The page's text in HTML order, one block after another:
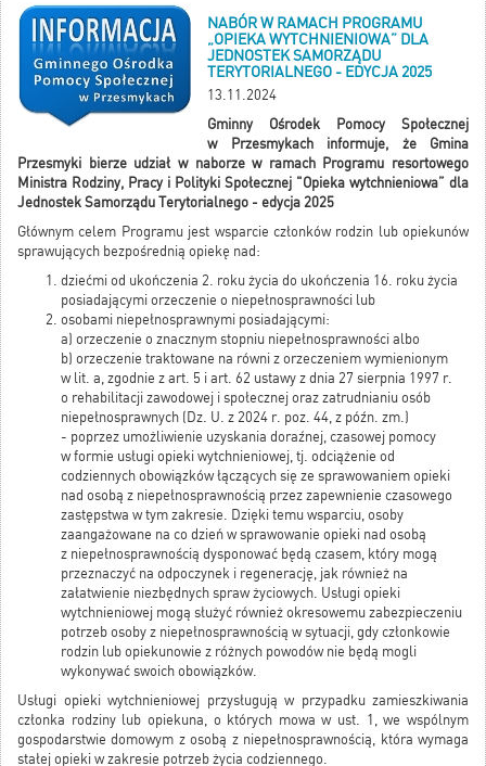
NABÓR W RAMACH PROGRAMU
„OPIEKA WYTCHNIENIOWA” DLA
JEDNOSTEK SAMORZĄDU
TERYTORIALNEGO - EDYCJA 2025
13.11.2024
Gminny Ośrodek Pomocy Społecznej
w Przesmykach informuje, że Gmina
Przesmyki bierze udział w naborze w ramach Programu resortowego
Ministra Rodziny, Pracy i Polityki Społecznej "Opieka wytchnieniowa” dla
Jednostek Samorządu Terytorialnego - edycja 2025
Głównym celem Programu jest wsparcie członków rodzin lub opiekunów
sprawujących bezpośrednią opiekę nad:
dziećmi od ukończenia 2. roku życia do ukończenia 16. roku życia
posiadającymi orzeczenie o niepełnosprawności lub
osobami niepełnosprawnymi posiadającymi:
a) orzeczenie o znacznym stopniu niepełnosprawności albo
b) orzeczenie traktowane na równi z orzeczeniem wymienionym
w lit. a, zgodnie z art. 5 i art. 62 ustawy z dnia 27 sierpnia 1997 r.
o rehabilitacji zawodowej i społecznej oraz zatrudnianiu osób
niepełnosprawnych (Dz. U. z 2024 r. poz. 44, z późn. zm.)
- poprzez umożliwienie uzyskania doraźnej, czasowej pomocy
w formie usługi opieki wytchnieniowej, tj. odciążenie od
codziennych obowiązków łączących się ze sprawowaniem opieki
nad osobą z niepełnosprawnością przez zapewnienie czasowego
zastępstwa w tym zakresie. Dzięki temu wsparciu, osoby
zaangażowane na co dzień w sprawowanie opieki nad osobą
z niepełnosprawnością dysponować będą czasem, który mogą
przeznaczyć na odpoczynek i regenerację, jak również na
załatwienie niezbędnych spraw życiowych. Usługi opieki
wytchnieniowej mogą służyć również okresowemu zabezpieczeniu
potrzeb osoby z niepełnosprawnością w sytuacji, gdy członkowie
rodzin lub opiekunowie z różnych powodów nie będą mogli
wykonywać swoich obowiązków.
Usługi opieki wytchnieniowej przysługują w przypadku zamieszkiwania
członka rodziny lub opiekuna, o których mowa w ust. 1, we wspólnym
gospodarstwie domowym z osobą z niepełnosprawnością, która wymaga
stałej opieki w zakresie potrzeb życia codziennego.